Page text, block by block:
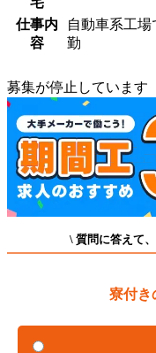
仕事内
容
自動車系工
勤
募集が停止しています
\ 質問に答えて、
寮付き